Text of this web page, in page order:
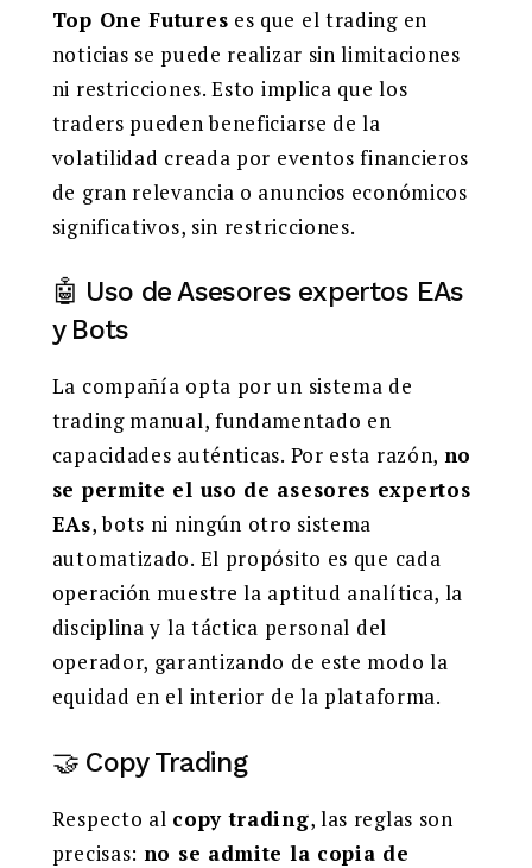
Top One Futures es que el trading en
noticias se puede realizar sin limitaciones
ni restricciones. Esto implica que los
traders pueden beneficiarse de la
volatilidad creada por eventos financieros
de gran relevancia o anuncios económicos
significativos, sin restricciones.
🤖 Uso de Asesores expertos EAs
y Bots
La compañía opta por un sistema de
trading manual, fundamentado en
capacidades auténticas. Por esta razón, no
se permite el uso de asesores expertos
EAs, bots ni ningún otro sistema
automatizado. El propósito es que cada
operación muestre la aptitud analítica, la
disciplina y la táctica personal del
operador, garantizando de este modo la
equidad en el interior de la plataforma.
🤝 Copy Trading
Respecto al copy trading, las reglas son
precisas: no se admite la copia de